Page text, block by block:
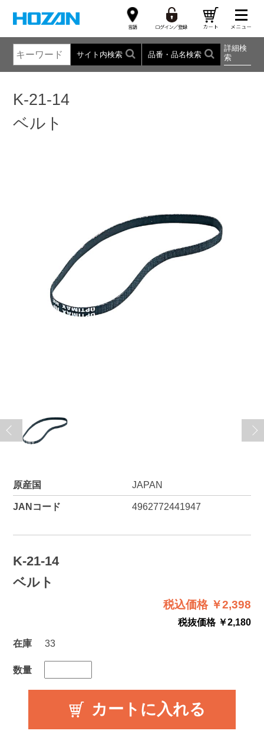
サイト内検索 品番・品名検索
詳細検
索
K-21-14
ベルト
原産国 JAPAN
JANコード 4962772441947
K-21-14
ベルト
税込価格 ￥2,398
税抜価格 ￥2,180
在庫
33
数量